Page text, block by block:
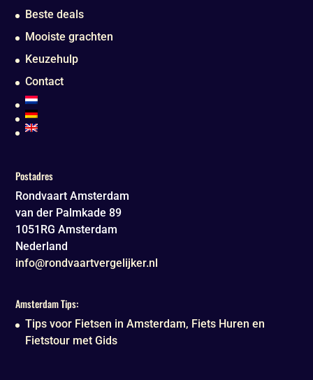
Beste deals
Mooiste grachten
Keuzehulp
Contact
Postadres
Rondvaart Amsterdam
van der Palmkade 89
1051RG Amsterdam
Nederland
info@rondvaartvergelijker.nl
Amsterdam Tips:
Tips voor Fietsen in Amsterdam, Fiets Huren en
Fietstour met Gids